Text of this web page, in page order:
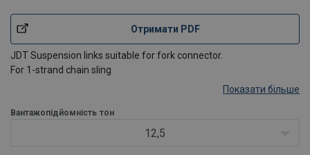
Отримати PDF
JDT Suspension links suitable for fork connector.
For 1-strand chain sling
Показати більше
Вантажопідйомність тон
12,5